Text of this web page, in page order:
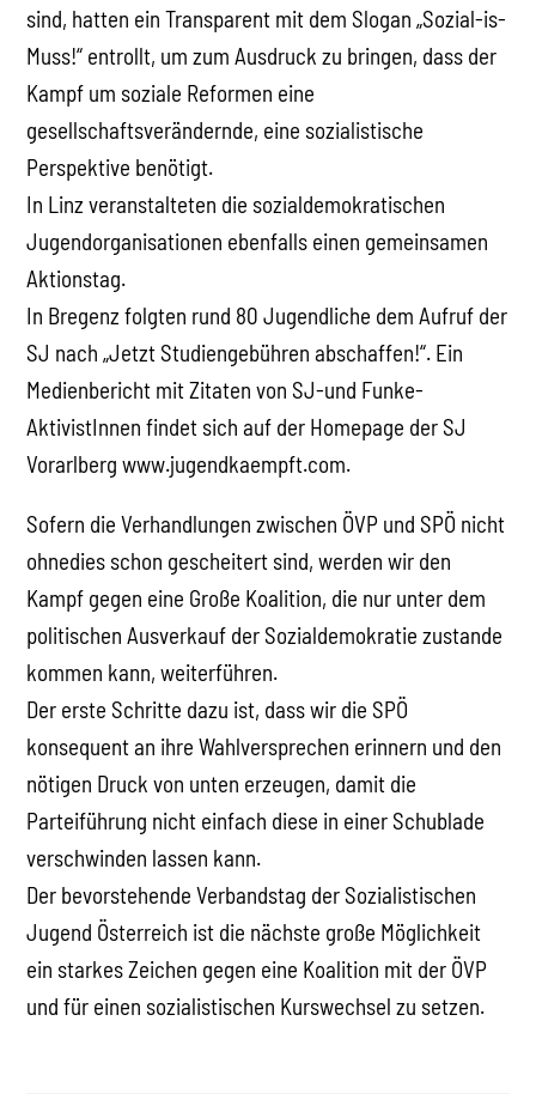
sind, hatten ein Transparent mit dem Slogan „Sozial-is-
Muss!“ entrollt, um zum Ausdruck zu bringen, dass der
Kampf um soziale Reformen eine
gesellschaftsverändernde, eine sozialistische
Perspektive benötigt.
In Linz veranstalteten die sozialdemokratischen
Jugendorganisationen ebenfalls einen gemeinsamen
Aktionstag.
In Bregenz folgten rund 80 Jugendliche dem Aufruf der
SJ nach „Jetzt Studiengebühren abschaffen!“. Ein
Medienbericht mit Zitaten von SJ-und Funke-
AktivistInnen findet sich auf der Homepage der SJ
Vorarlberg www.jugendkaempft.com.
Sofern die Verhandlungen zwischen ÖVP und SPÖ nicht
ohnedies schon gescheitert sind, werden wir den
Kampf gegen eine Große Koalition, die nur unter dem
politischen Ausverkauf der Sozialdemokratie zustande
kommen kann, weiterführen.
Der erste Schritte dazu ist, dass wir die SPÖ
konsequent an ihre Wahlversprechen erinnern und den
nötigen Druck von unten erzeugen, damit die
Parteiführung nicht einfach diese in einer Schublade
verschwinden lassen kann.
Der bevorstehende Verbandstag der Sozialistischen
Jugend Österreich ist die nächste große Möglichkeit
ein starkes Zeichen gegen eine Koalition mit der ÖVP
und für einen sozialistischen Kurswechsel zu setzen.